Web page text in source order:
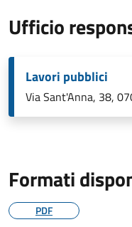
Ufficio
Lavori pubblici
Via Sant'Anna, 38,
Formati
PDF